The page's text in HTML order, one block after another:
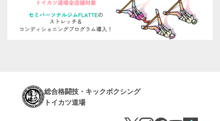
総合格闘技・キックボクシング
トイカツ道場